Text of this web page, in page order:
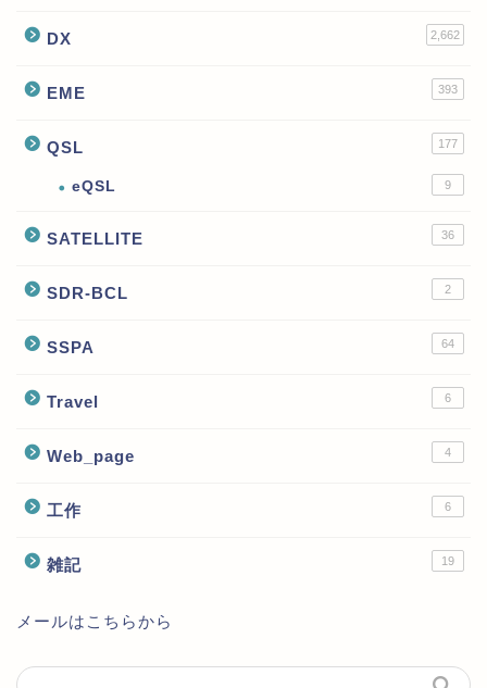
DX 2,662
EME 393
QSL 177
eQSL 9
SATELLITE 36
SDR-BCL 2
SSPA 64
Travel 6
Web_page 4
工作 6
雑記 19
メールはこちらから